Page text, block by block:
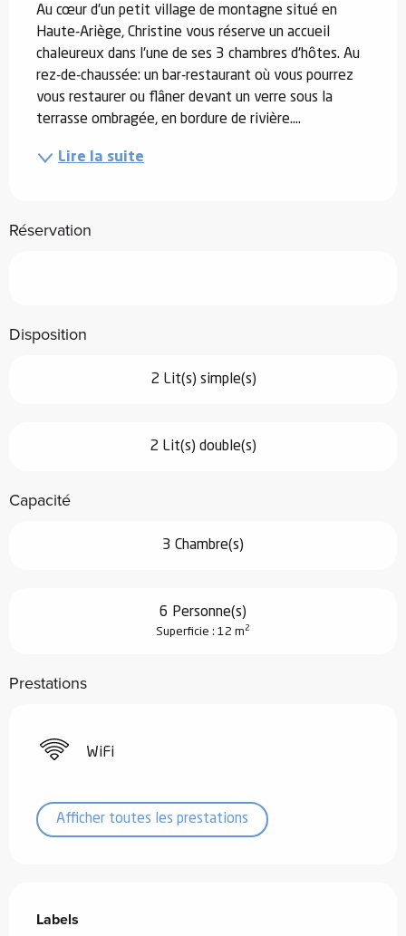
Au cœur d'un petit village de montagne situé en
Haute-Ariège, Christine vous réserve un accueil
chaleureux dans l'une de ses 3 chambres d'hôtes. Au
rez-de-chaussée: un bar-restaurant où vous pourrez
vous restaurer ou flâner devant un verre sous la
terrasse ombragée, en bordure de rivière....
Lire la suite
Réservation
Disposition
2 Lit(s) simple(s)
2 Lit(s) double(s)
Capacité
3 Chambre(s)
6 Personne(s)
Superficie : 12 m 2
Prestations
WiFi
Afficher toutes les prestations
Labels
Labels